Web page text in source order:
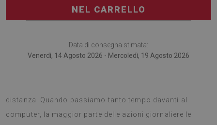
NEL CARRELLO
Data di consegna stimata:
Venerdì, 14 Agosto 2026 - Mercoledì, 19 Agosto 2026
distanza. Quando passiamo tanto tempo davanti al
computer, la maggior parte delle azioni giornaliere le